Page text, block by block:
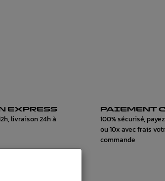
EXPRESS
livraison 24h à
PAIEMENT
100% sécurisé,
ou 10x avec frais
commande